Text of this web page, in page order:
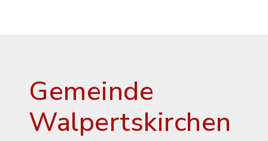
Gemeinde
Walpertskirchen